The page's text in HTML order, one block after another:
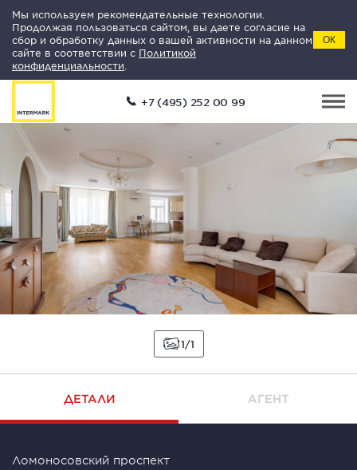
Мы используем рекомендательные технологии.
Продолжая пользоваться сайтом, вы даете согласие на
сбор и обработку данных о вашей активности на данном
сайте в соответствии с Политикой
конфиденциальности
ОК
+7 (495) 252 00 99
1 1
ДЕТАЛИ АГЕНТ
Ломоносовский проспект